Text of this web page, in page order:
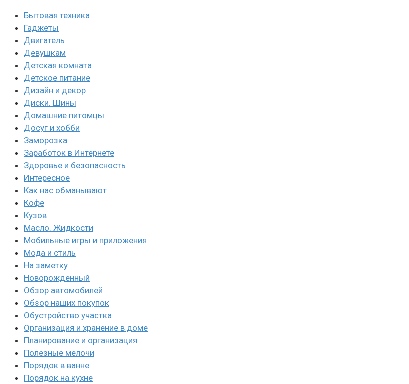
Бытовая техника
Гаджеты
Двигатель
Девушкам
Детская комната
Детское питание
Дизайн и декор
Диски. Шины
Домашние питомцы
Досуг и хобби
Заморозка
Заработок в Интернете
Здоровье и безопасность
Интересное
Как нас обманывают
Кофе
Кузов
Масло. Жидкости
Мобильные игры и приложения
Мода и стиль
На заметку
Новорожденный
Обзор автомобилей
Обзор наших покупок
Обустройство участка
Организация и хранение в доме
Планирование и организация
Полезные мелочи
Порядок в ванне
Порядок на кухне